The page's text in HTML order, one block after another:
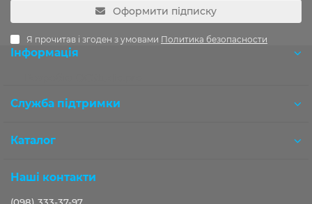
Оформити підписку
Я прочитав і згоден з умовами Политика безопасности
Інформація
Служба підтримки
Каталог
Наші контакти